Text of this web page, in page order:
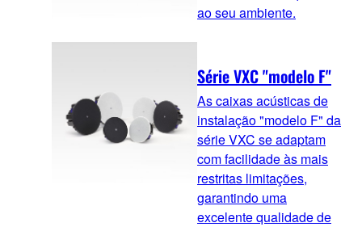
ao seu ambiente.
Série VXC "modelo F"
As caixas acústicas de
instalação "modelo F" da
série VXC se adaptam
com facilidade às mais
restritas limitações,
garantindo uma
excelente qualidade de